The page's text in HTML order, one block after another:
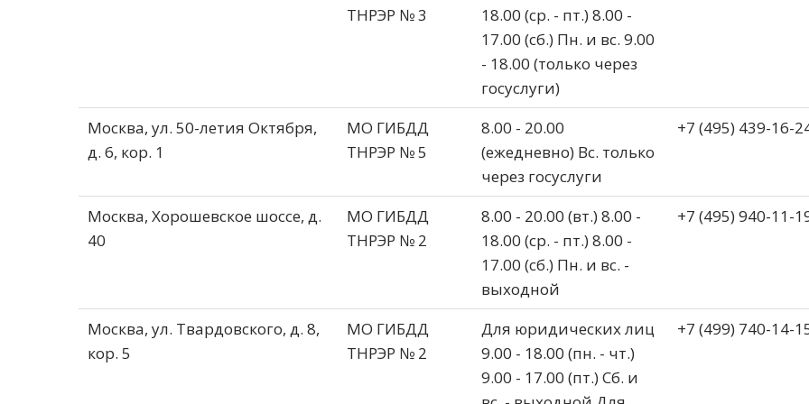
ТНРЭР № 3
18.00 (ср. - пт.) 8.00 -
17.00 (сб.) Пн. и вс. 9.00
- 18.00 (только через
госуслуги)
Москва, ул. 50-летия Октября,
д. 6, кор. 1
МО ГИБДД
ТНРЭР № 5
8.00 - 20.00
(ежедневно) Вс. только
через госуслуги
+7 (495) 439-16-
Москва, Хорошевское шоссе, д.
40
МО ГИБДД
ТНРЭР № 2
8.00 - 20.00 (вт.) 8.00 -
18.00 (ср. - пт.) 8.00 -
17.00 (сб.) Пн. и вс. -
выходной
+7 (495) 940-11-
Москва, ул. Твардовского, д. 8,
кор. 5
МО ГИБДД
ТНРЭР № 2
Для юридических лиц
9.00 - 18.00 (пн. - чт.)
9.00 - 17.00 (пт.) Сб. и
+7 (499) 740-14-